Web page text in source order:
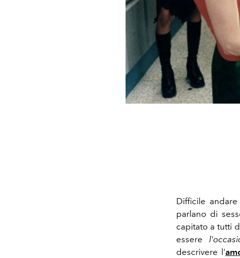
Difficile
parlano di
capitato a tutti
essere
descrivere l'